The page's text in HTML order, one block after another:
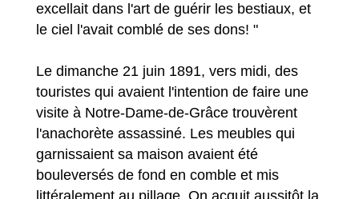
excellait dans l'art de guérir les bestiaux, et
le ciel l'avait comblé de ses dons! "
Le dimanche 21 juin 1891, vers midi, des
touristes qui avaient l'intention de faire une
visite à Notre-Dame-de-Grâce trouvèrent
l'anachorète assassiné. Les meubles qui
garnissaient sa maison avaient été
bouleversés de fond en comble et mis
littéralement au pillage. On acquit aussitôt la